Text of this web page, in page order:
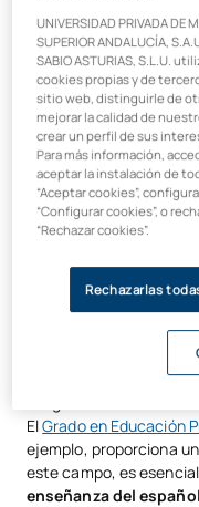
esta guía completa,
español para
sea en el extranjero o
Requisitos
profesor de
extranjeros
Titulaciones y
Uno de los primeros
ElGrado en Educación
ejemplo, proporciona
este campo, es
enseñanza del
UNIVERSIDAD PRIVADA DE
SUPERIOR ANDALUCÍA,
SABIO ASTURIAS, S.L.U.
cookies propias y de
sitio web, distinguirle de
mejorar la calidad de
crear un perfil de sus
Para más información,
aceptar la instalación de
“Aceptar cookies”,
“Configurar cookies”, o
“Rechazar cookies”.
Rechazarlas